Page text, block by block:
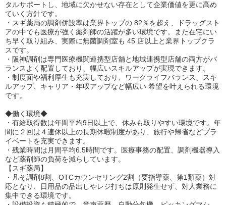
タルサポートし、地域に欠かせない存在として企業価値を更に高め
ていく方針です。
・スギ薬局の調剤併設率は業界トップの 82％を超え、ドラッグスト
アの中でも医療が強く薬剤師の活躍が多い環境です。また在宅にい
ち早く取り組み、実際に無菌調剤室も 45 店以上と業界トップクラ
スです。
・阪神調剤は専門医療機関連携型店舗と地域連携型店舗の両方がバ
ランスよく配置しており、幅広いスキルアップが実現できます。
・制度⾯や福利厚⽣も充実しており、ワークライフバランス、スキ
ルアップ、キャリア・年収アップなど幅広い 希望を叶えられる環境
です。
◆働く環境◆
・有給取得数は年間平均9日以上で、休みも取りやすい環境です。年
間に２回は４連休以上の⻑期休暇制度があり、旅⾏や帰省などプラ
イベートを充実できます。
・残業時間は月間平均6.5時間です。医療事務の配置、調剤機器導入
など薬剤師の負荷を減らしています。
【スギ薬局】
・凡そ調剤8割、OTCカウンセリング2割（要指導薬、第1類薬）対
応となり、日用品の品出しやレジ打ちは原則発⽣せず、対人業務に
集中できる環境です。